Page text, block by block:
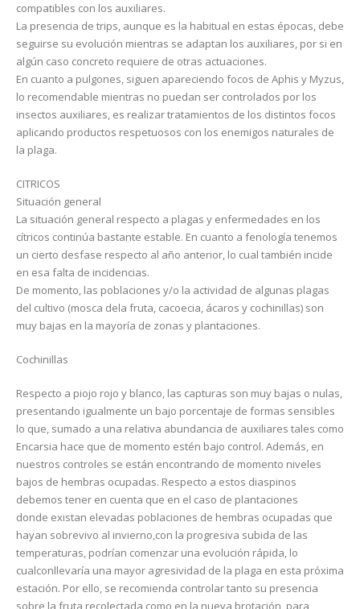
compatibles con los auxiliares.
La presencia de trips, aunque es la habitual en estas épocas, debe
seguirse su evolución mientras se adaptan los auxiliares, por si en
algún caso concreto requiere de otras actuaciones.
En cuanto a pulgones, siguen apareciendo focos de Aphis y Myzus,
lo recomendable mientras no puedan ser controlados por los
insectos auxiliares, es realizar tratamientos de los distintos focos
aplicando productos respetuosos con los enemigos naturales de
la plaga.
CITRICOS
Situación general
La situación general respecto a plagas y enfermedades en los
cítricos continúa bastante estable. En cuanto a fenología tenemos
un cierto desfase respecto al año anterior, lo cual también incide
en esa falta de incidencias.
De momento, las poblaciones y/o la actividad de algunas plagas
del cultivo (mosca dela fruta, cacoecia, ácaros y cochinillas) son
muy bajas en la mayoría de zonas y plantaciones.
Cochinillas
Respecto a piojo rojo y blanco, las capturas son muy bajas o nulas,
presentando igualmente un bajo porcentaje de formas sensibles
lo que, sumado a una relativa abundancia de auxiliares tales como
Encarsia hace que de momento estén bajo control. Además, en
nuestros controles se están encontrando de momento niveles
bajos de hembras ocupadas. Respecto a estos diaspinos
debemos tener en cuenta que en el caso de plantaciones
donde existan elevadas poblaciones de hembras ocupadas que
hayan sobrevivo al invierno,con la progresiva subida de las
temperaturas, podrían comenzar una evolución rápida, lo
cualconllevaría una mayor agresividad de la plaga en esta próxima
estación. Por ello, se recomienda controlar tanto su presencia
sobre la fruta recolectada como en la nueva brotación, para